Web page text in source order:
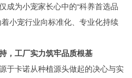
成为小宠家长心中的“科养首选品
小宠行业向标准化、专业化持续
，工厂实力筑牢品质根基
于卡诺从种植源头做起的决心与实